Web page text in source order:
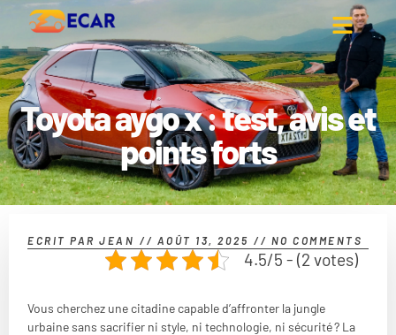
Toyota aygo x : test, avis et
points forts
ECRIT PAR JEAN // AOÛT 13, 2025 // NO COMMENTS
4.5/5 - (2 votes)
Vous cherchez une citadine capable d’affronter la jungle
urbaine sans sacrifier ni style, ni technologie, ni sécurité ? La